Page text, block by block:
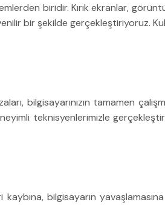
biridir. Kırık ekranlar,
bir şekilde gerçekleştiriyoruz.
bilgisayarınızın tamamen
teknisyenlerimizle
bilgisayarın